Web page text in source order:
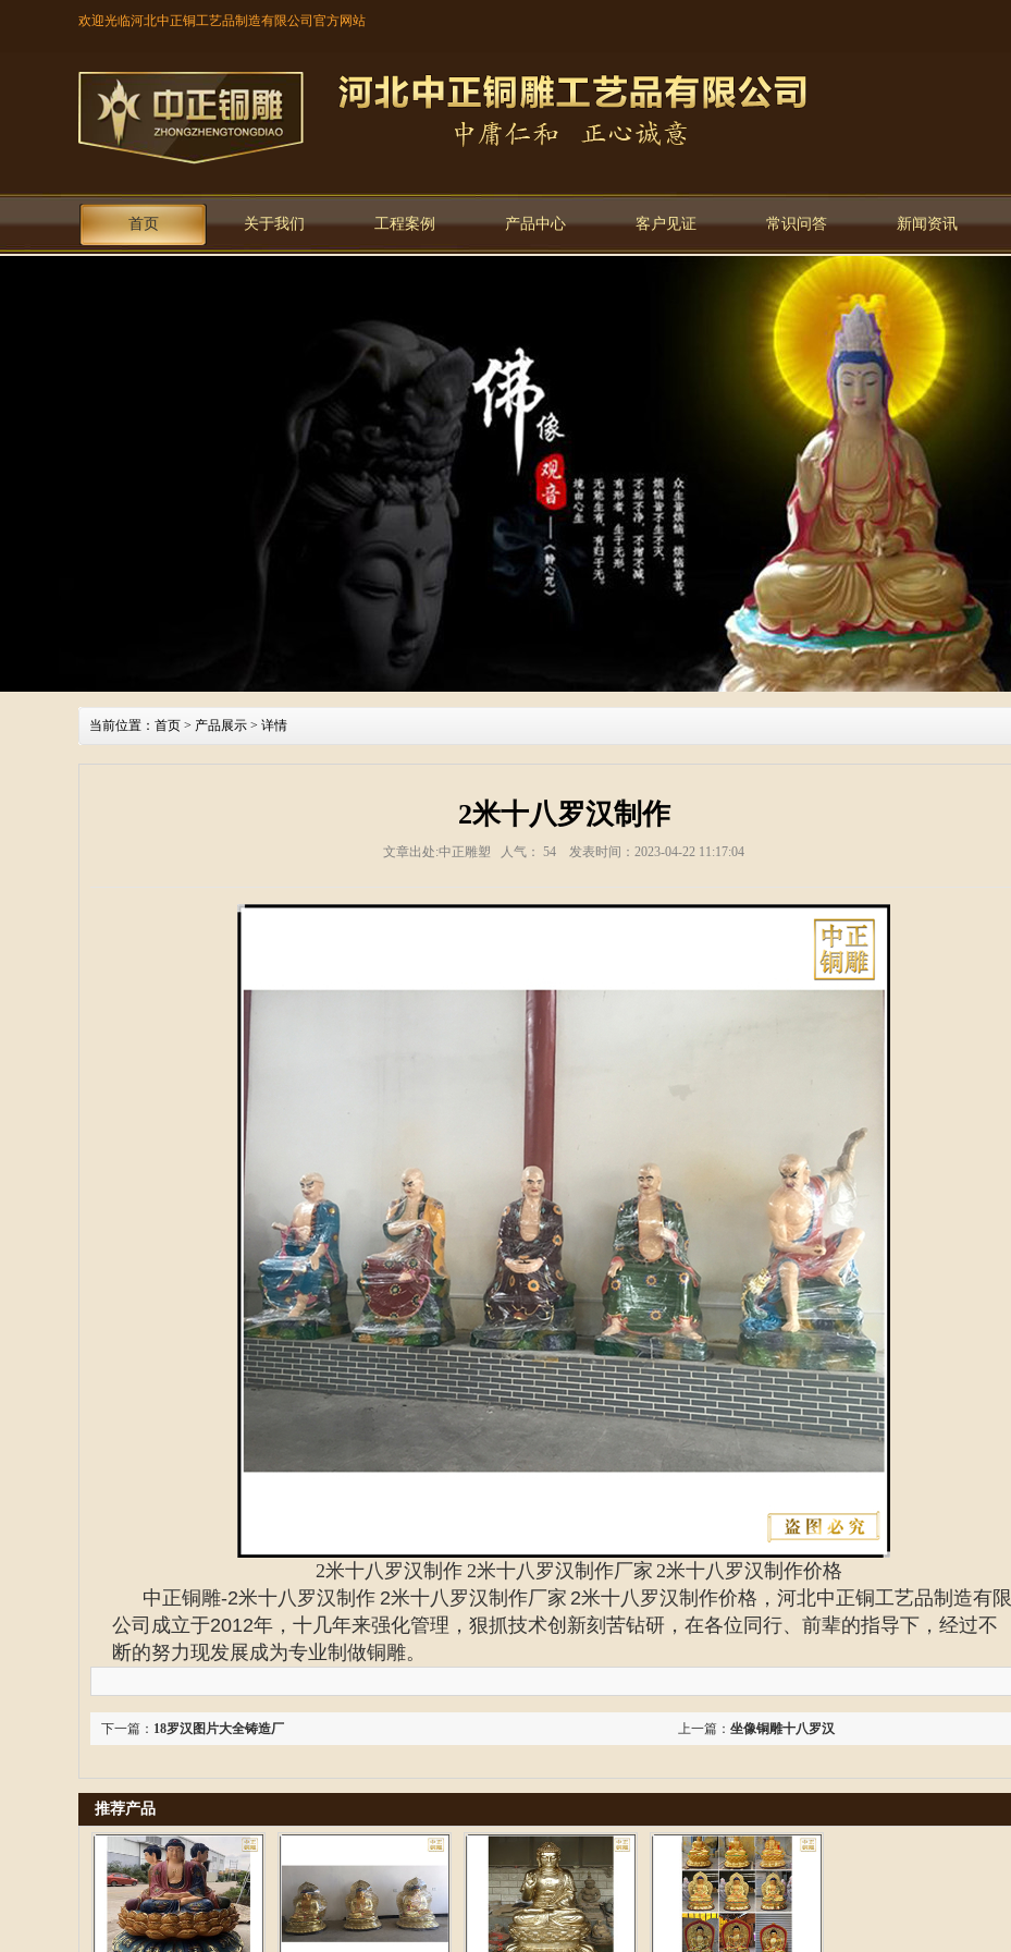
欢迎光临河北中正铜工艺品制造有限公司官方网站
首页 关于我们 工程案例 产品中心 客户见证 常识问答 新闻资讯
当前位置： 首页 > 产品展示 > 详情
2米十八罗汉制作
文章出处:中正雕塑 人气： 54 发表时间：2023-04-22 11:17:04
2米十八罗汉制作 2米十八罗汉制作厂家 2米十八罗汉制作价格
中正铜雕-2米十八罗汉制作 2米十八罗汉制作厂家 2米十八罗汉制作价格， 河北中正铜工艺品制造有限
公司成立于2012年，十几年来强化管理，狠抓技术创新刻苦钻研，在各位同行、前辈的指导下，经过不
断的努力现发展成为专业制做铜雕。
上一篇： 坐像铜雕十八罗汉
下一篇： 18罗汉图片大全铸造厂
推荐产品